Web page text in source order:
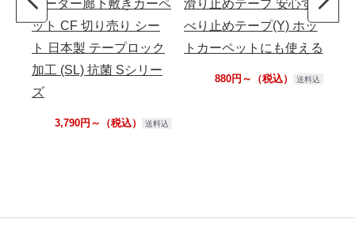
オーダー廊下敷きカーペ
ット CF 切り売り シー
ト 日本製 テープロック
加工 (SL) 抗菌 Sシリー
ズ
3,790円～（税込） 送料込
滑り止めテープ 安心す
べり止めテープ(Y) ホッ
トカーペットにも使える
880円～（税込） 送料込
滑